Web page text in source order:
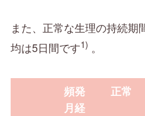
また、正常な生理の持続期
均は5日間です1) 。
頻発
月経
正常